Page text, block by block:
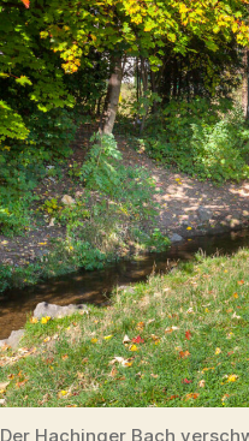
Der Hachinger Bach